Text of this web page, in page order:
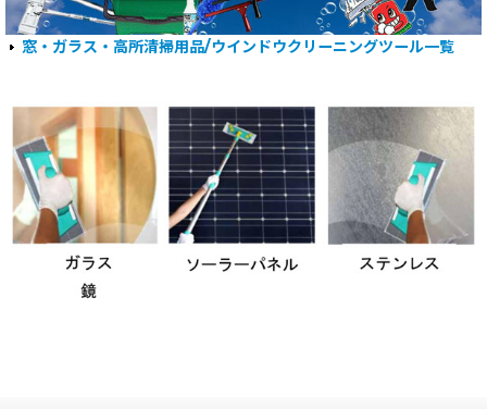
窓・ガラス・高所清掃用品/ウインドウクリーニングツール一覧